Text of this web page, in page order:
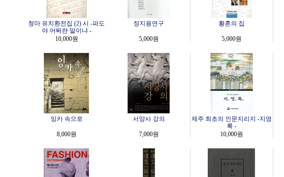
청마 유치환전집 (2) 시 -파도
야 어쩌란 말이냐 -
10,000원
정지용연구
5,000원
황혼의 집
5,000원
잉카 속으로
8,000원
서양사 강의
7,000원
제주 최초의 인문지리지 -지영
록 -
10,000원